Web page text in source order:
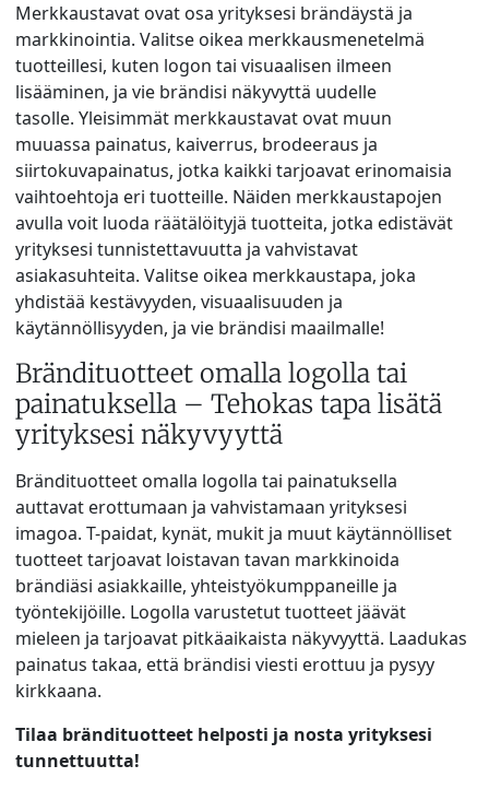
Merkkaustavat ovat osa yrityksesi brändäystä ja
markkinointia. Valitse oikea merkkausmenetelmä
tuotteillesi, kuten logon tai visuaalisen ilmeen
lisääminen, ja vie brändisi näkyvyttä uudelle
tasolle. Yleisimmät merkkaustavat ovat muun
muuassa painatus, kaiverrus, brodeeraus ja
siirtokuvapainatus, jotka kaikki tarjoavat erinomaisia
vaihtoehtoja eri tuotteille. Näiden merkkaustapojen
avulla voit luoda räätälöityjä tuotteita, jotka edistävät
yrityksesi tunnistettavuutta ja vahvistavat
asiakasuhteita. Valitse oikea merkkaustapa, joka
yhdistää kestävyyden, visuaalisuuden ja
käytännöllisyyden, ja vie brändisi maailmalle!
Brändituotteet omalla logolla tai
painatuksella – Tehokas tapa lisätä
yrityksesi näkyvyyttä
Brändituotteet omalla logolla tai painatuksella
auttavat erottumaan ja vahvistamaan yrityksesi
imagoa. T-paidat, kynät, mukit ja muut käytännölliset
tuotteet tarjoavat loistavan tavan markkinoida
brändiäsi asiakkaille, yhteistyökumppaneille ja
työntekijöille. Logolla varustetut tuotteet jäävät
mieleen ja tarjoavat pitkäaikaista näkyvyyttä. Laadukas
painatus takaa, että brändisi viesti erottuu ja pysyy
kirkkaana.
Tilaa brändituotteet helposti ja nosta yrityksesi
tunnettuutta!